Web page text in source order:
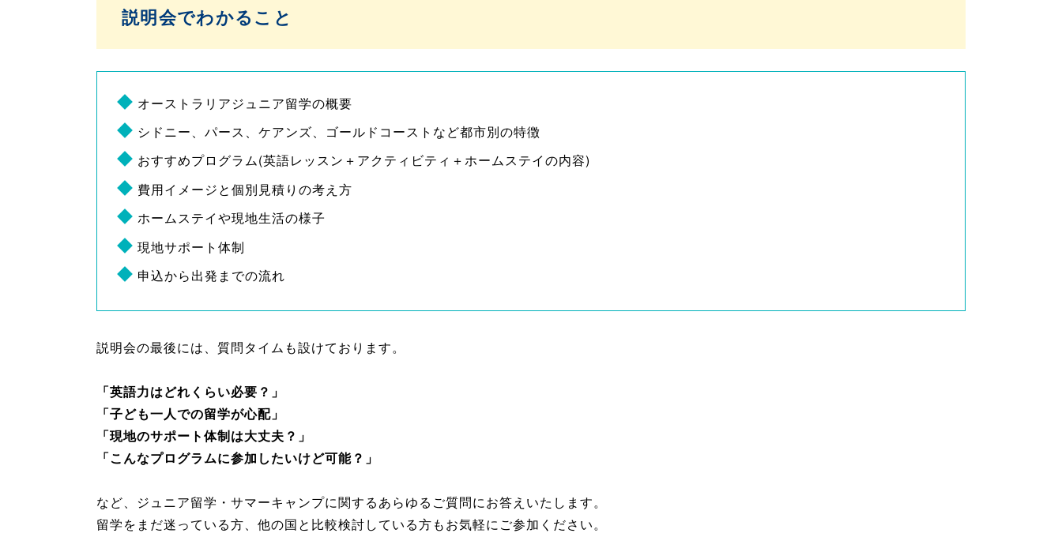
説明会でわかること
オーストラリアジュニア留学の概要
シドニー、パース、ケアンズ、ゴールドコーストなど都市別の特徴
おすすめプログラム(英語レッスン＋アクティビティ＋ホームステイの内容)
費用イメージと個別見積りの考え方
ホームステイや現地生活の様子
現地サポート体制
申込から出発までの流れ
説明会の最後には、質問タイムも設けております。
「英語力はどれくらい必要？」
「子ども一人での留学が心配」
「現地のサポート体制は大丈夫？」
「こんなプログラムに参加したいけど可能？」
など、ジュニア留学・サマーキャンプに関するあらゆるご質問にお答えいたします。
留学をまだ迷っている方、他の国と比較検討している方もお気軽にご参加ください。